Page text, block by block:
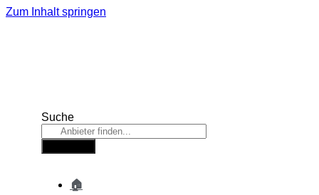
Zum Inhalt springen
Suche
🏠